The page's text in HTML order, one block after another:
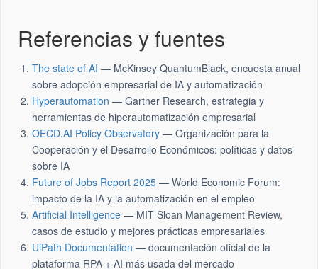
Referencias y fuentes
The state of AI — McKinsey QuantumBlack, encuesta anual
sobre adopción empresarial de IA y automatización
Hyperautomation — Gartner Research, estrategia y
herramientas de hiperautomatización empresarial
OECD.AI Policy Observatory — Organización para la
Cooperación y el Desarrollo Económicos: políticas y datos
sobre IA
Future of Jobs Report 2025 — World Economic Forum:
impacto de la IA y la automatización en el empleo
Artificial Intelligence — MIT Sloan Management Review,
casos de estudio y mejores prácticas empresariales
UiPath Documentation — documentación oficial de la
plataforma RPA + AI más usada del mercado